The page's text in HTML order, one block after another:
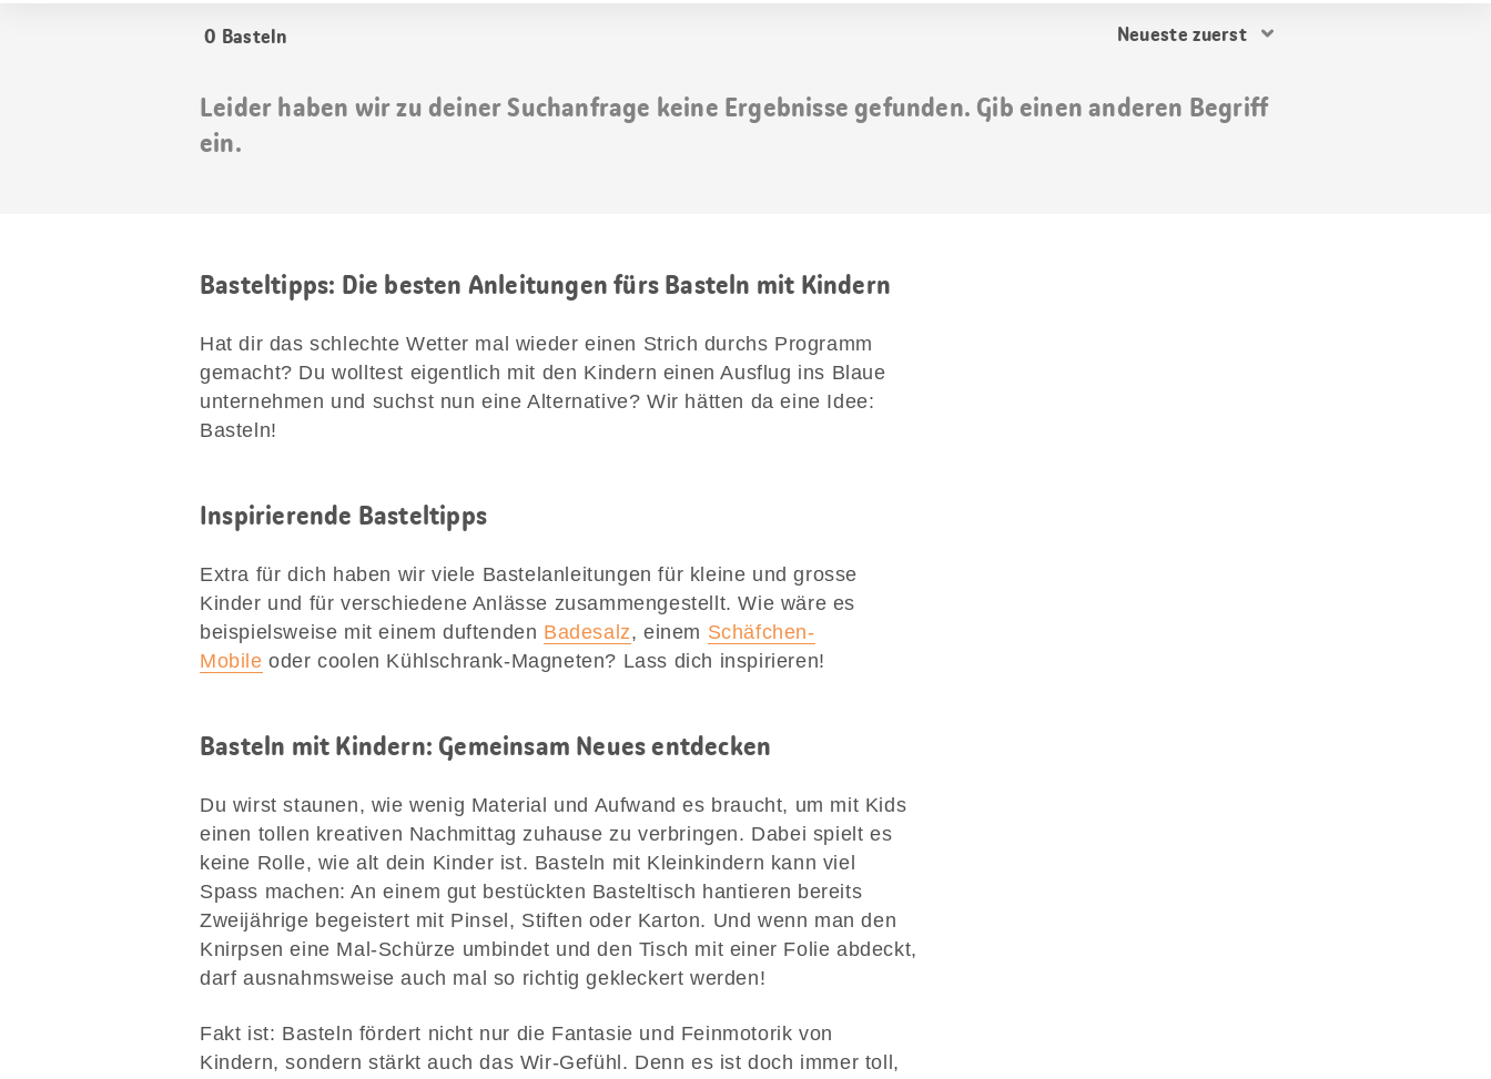
0 Basteln
Resultat
Leider haben wir zu deiner Suchanfrage keine Ergebnisse gefunden. Gib einen anderen Begriff
ein.
Basteltipps: Die besten Anleitungen fürs Basteln mit Kindern
Hat dir das schlechte Wetter mal wieder einen Strich durchs Programm
gemacht? Du wolltest eigentlich mit den Kindern einen Ausflug ins Blaue
unternehmen und suchst nun eine Alternative? Wir hätten da eine Idee:
Basteln!
Inspirierende Basteltipps
Extra für dich haben wir viele Bastelanleitungen für kleine und grosse
Kinder und für verschiedene Anlässe zusammengestellt. Wie wäre es
beispielsweise mit einem duftenden Badesalz, einem Schäfchen-
Mobile oder coolen Kühlschrank-Magneten? Lass dich inspirieren!
Basteln mit Kindern: Gemeinsam Neues entdecken
Du wirst staunen, wie wenig Material und Aufwand es braucht, um mit Kids
einen tollen kreativen Nachmittag zuhause zu verbringen. Dabei spielt es
keine Rolle, wie alt dein Kinder ist. Basteln mit Kleinkindern kann viel
Spass machen: An einem gut bestückten Basteltisch hantieren bereits
Zweijährige begeistert mit Pinsel, Stiften oder Karton. Und wenn man den
Knirpsen eine Mal-Schürze umbindet und den Tisch mit einer Folie abdeckt,
darf ausnahmsweise auch mal so richtig gekleckert werden!
Fakt ist: Basteln fördert nicht nur die Fantasie und Feinmotorik von
Kindern, sondern stärkt auch das Wir-Gefühl. Denn es ist doch immer toll,